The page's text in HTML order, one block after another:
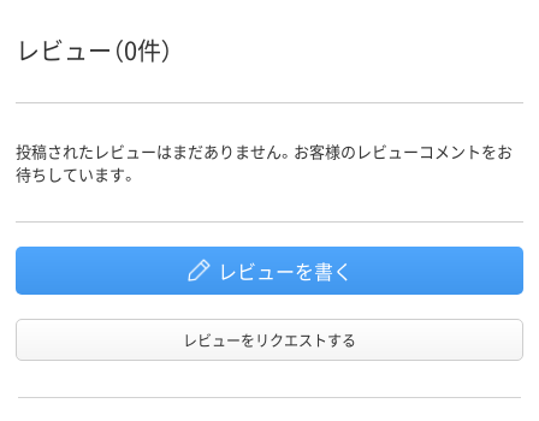
レビュー（0件）
投稿されたレビューはまだありません。お客様のレビューコメントをお
待ちしています。
レビューを書く
レビューをリクエストする